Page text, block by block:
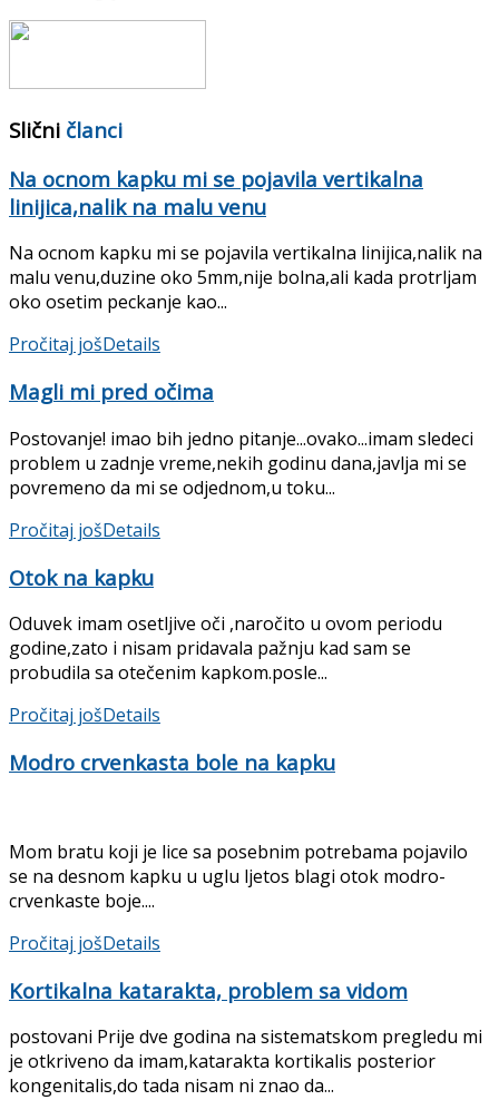
Slični članci
Na ocnom kapku mi se pojavila vertikalna
linijica,nalik na malu venu
Na ocnom kapku mi se pojavila vertikalna linijica,nalik na
malu venu,duzine oko 5mm,nije bolna,ali kada protrljam
oko osetim peckanje kao...
Pročitaj jošDetails
Magli mi pred očima
Postovanje! imao bih jedno pitanje...ovako...imam sledeci
problem u zadnje vreme,nekih godinu dana,javlja mi se
povremeno da mi se odjednom,u toku...
Pročitaj jošDetails
Otok na kapku
Oduvek imam osetljive oči ,naročito u ovom periodu
godine,zato i nisam pridavala pažnju kad sam se
probudila sa otečenim kapkom.posle...
Pročitaj jošDetails
Modro crvenkasta bole na kapku
Mom bratu koji je lice sa posebnim potrebama pojavilo
se na desnom kapku u uglu ljetos blagi otok modro-
crvenkaste boje....
Pročitaj jošDetails
Kortikalna katarakta, problem sa vidom
postovani Prije dve godina na sistematskom pregledu mi
je otkriveno da imam,katarakta kortikalis posterior
kongenitalis,do tada nisam ni znao da...